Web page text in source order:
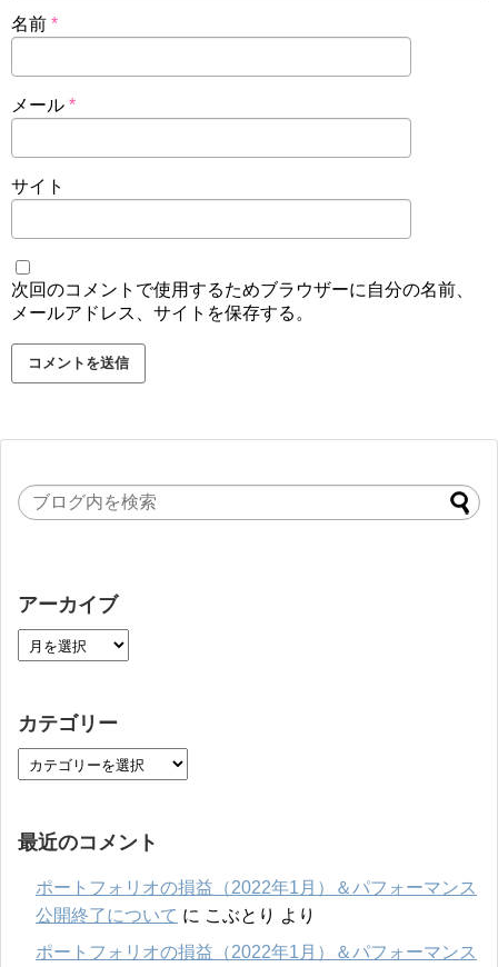
名前 *
メール *
サイト
次回のコメントで使用するためブラウザーに自分の名前、
メールアドレス、サイトを保存する。
アーカイブ
カテゴリー
最近のコメント
ポートフォリオの損益（2022年1月）＆パフォーマンス
公開終了について に こぶとり より
ポートフォリオの損益（2022年1月）＆パフォーマンス